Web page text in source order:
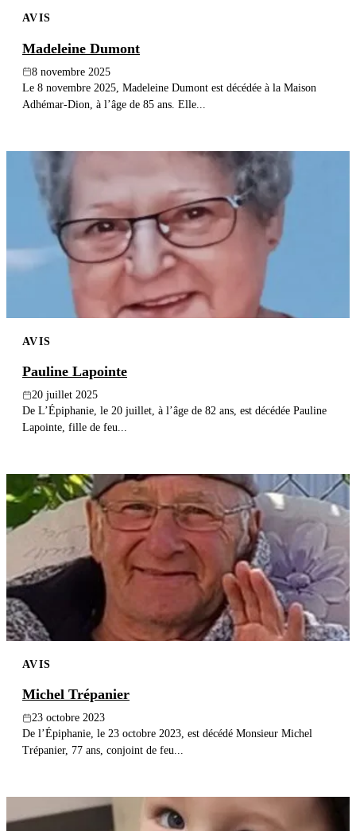
AVIS
Madeleine Dumont
8 novembre 2025
Le 8 novembre 2025, Madeleine Dumont est décédée à la Maison
Adhémar-Dion, à l’âge de 85 ans. Elle...
AVIS
Pauline Lapointe
20 juillet 2025
De L’Épiphanie, le 20 juillet, à l’âge de 82 ans, est décédée Pauline
Lapointe, fille de feu...
AVIS
Michel Trépanier
23 octobre 2023
De l’Épiphanie, le 23 octobre 2023, est décédé Monsieur Michel
Trépanier, 77 ans, conjoint de feu...